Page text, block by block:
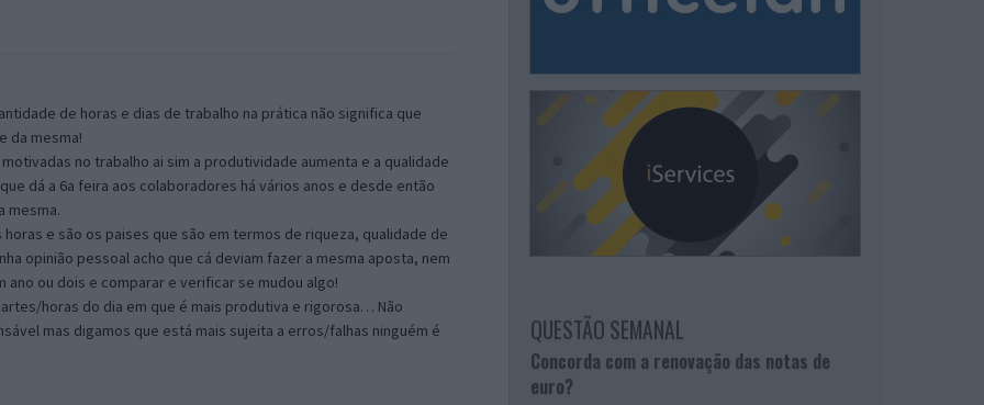
de horas e dias de trabalho na prática não significa que
da mesma!
no trabalho ai sim a produtividade aumenta e a qualidade
dá a 6a feira aos colaboradores há vários anos e desde então
mesma.
e são os paises que são em termos de riqueza, qualidade de
opinião pessoal acho que cá deviam fazer a mesma aposta, nem
ou dois e comparar e verificar se mudou algo!
horas do dia em que é mais produtiva e rigorosa… Não
mas digamos que está mais sujeita a erros/falhas ninguém é
QUESTÃO SEMANAL
Concorda com a renovação das notas de
euro?